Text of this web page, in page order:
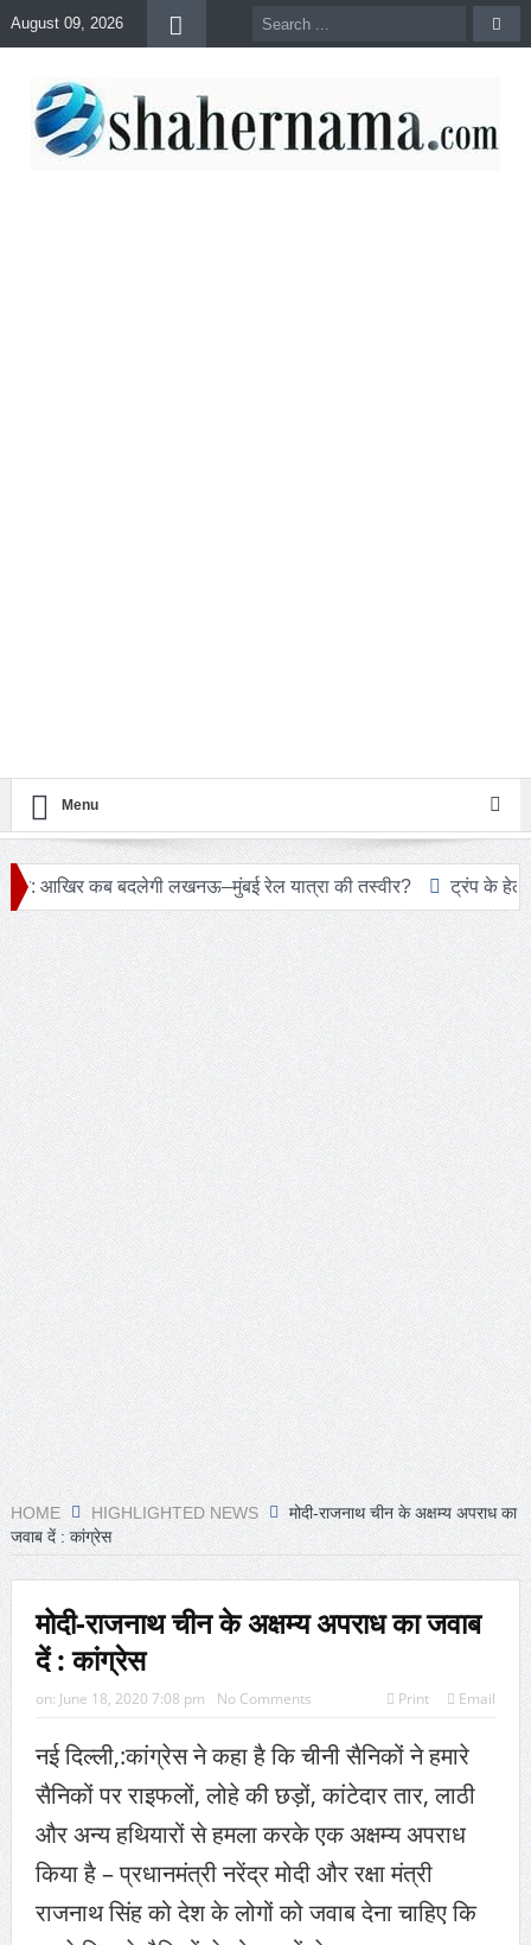
August 09, 2026
Menu
बदलेगी लखनऊ–मुंबई रेल यात्रा की तस्वीर? ट्रंप के हेलीकॉप्टर और
HOME HIGHLIGHTED NEWS
मोदी-राजनाथ चीन के अक्षम्य अपराध का
जवाब दें : कांग्रेस
मोदी-राजनाथ चीन के अक्षम्य अपराध का जवाब
दें : कांग्रेस
on: June 18, 2020 7:08 pm No Comments Print Email
नई दिल्ली,:कांग्रेस ने कहा है कि चीनी सैनिकों ने हमारे
सैनिकों पर राइफलों, लोहे की छड़ों, कांटेदार तार, लाठी
और अन्य हथियारों से हमला करके एक अक्षम्य अपराध
किया है – प्रधानमंत्री नरेंद्र मोदी और रक्षा मंत्री
राजनाथ सिंह को देश के लोगों को जवाब देना चाहिए कि